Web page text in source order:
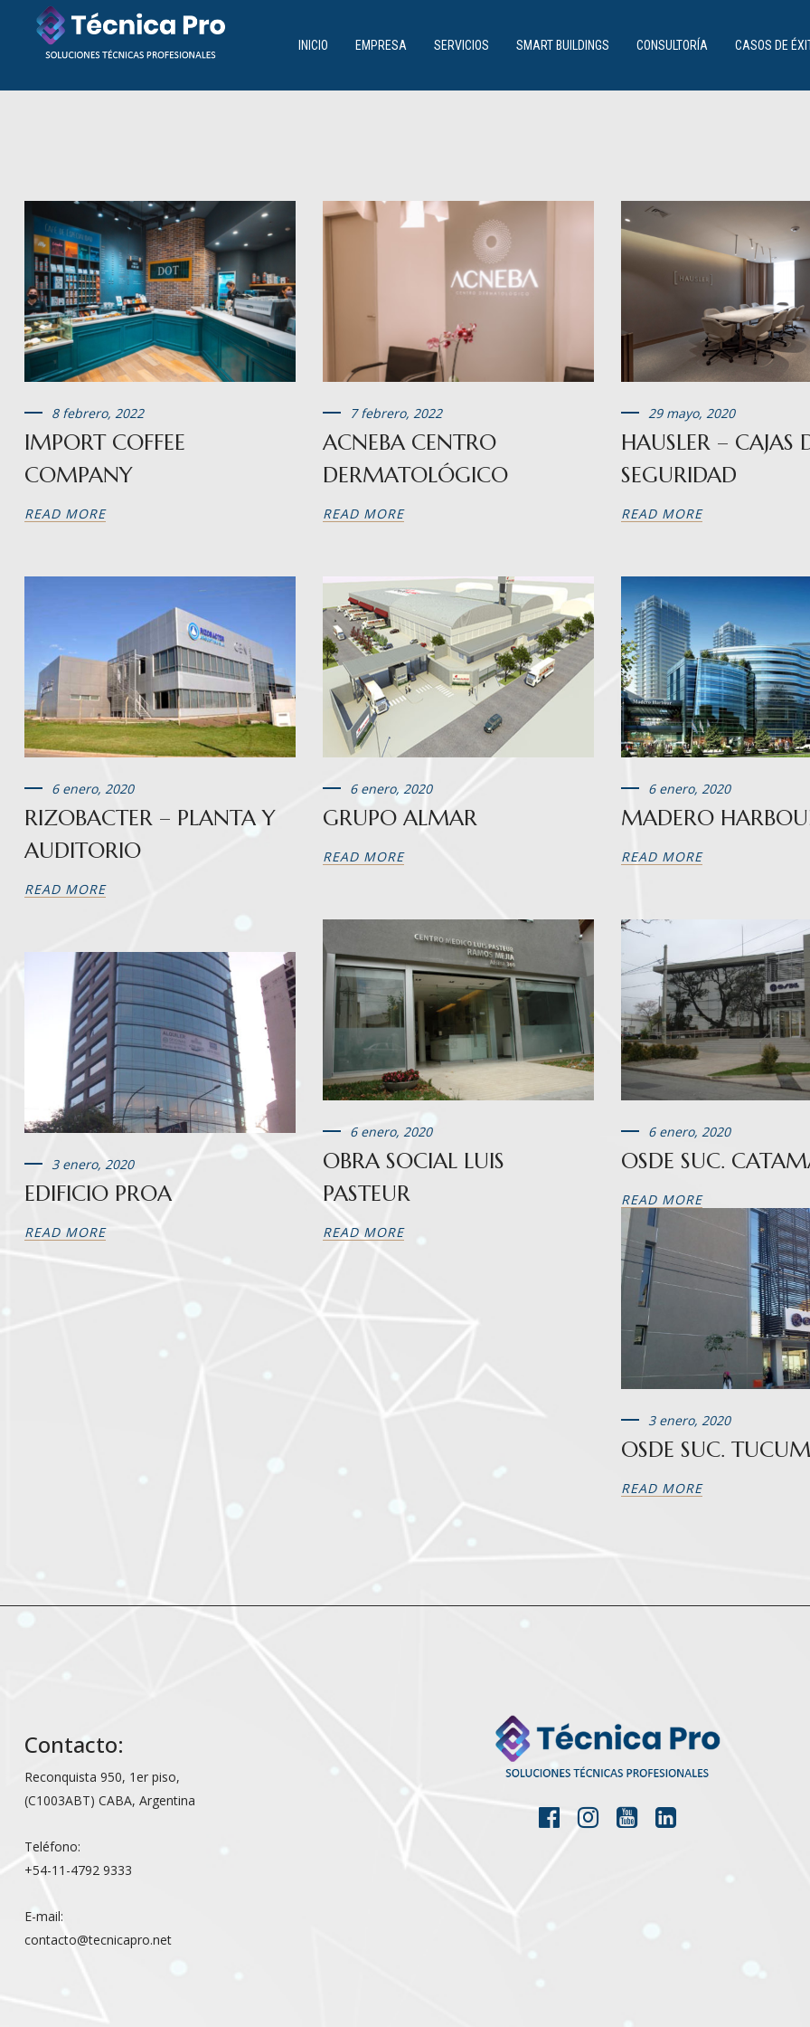
INICIO EMPRESA SERVICIOS SMART BUILDINGS CONSULTORÍA CASOS DE
Profesionalidad, experiencia y dedicación
CONTÁCTENOS
SERVICIOS
8 febrero, 2022
IMPORT COFFEE
COMPANY
READ MORE
7 febrero, 2022
ACNEBA CENTRO
DERMATOLÓGICO
READ MORE
29 mayo, 2020
HAUSLER – CAJAS
SEGURIDAD
READ MORE
6 enero, 2020
RIZOBACTER – PLANTA Y
AUDITORIO
READ MORE
6 enero, 2020
GRUPO ALMAR
READ MORE
6 enero, 2020
MADERO
READ MORE
6 enero, 2020
OBRA SOCIAL LUIS
PASTEUR
READ MORE
6 enero, 2020
OSDE SUC.
READ MORE
3 enero, 2020
EDIFICIO PROA
READ MORE
3 enero, 2020
OSDE SUC.
READ MORE
Contacto:
Reconquista 950, 1er piso,
(C1003ABT) CABA, Argentina
Teléfono:
+54-11-4792 9333
E-mail:
contacto@tecnicapro.net